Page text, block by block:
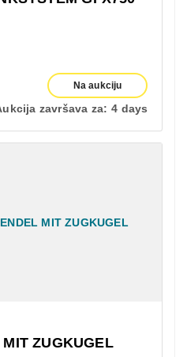
Na aukciju
završava za: 4 days
ZUGKUGEL